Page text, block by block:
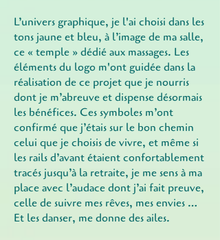
L’univers graphique, je l'ai choisi dans les
tons jaune et bleu, à l’image de ma salle,
ce « temple » dédié aux massages. Les
éléments du logo m'ont guidée dans la
réalisation de ce projet que je nourris
dont je m’abreuve et dispense désormais
les bénéfices. Ces symboles m’ont
confirmé que j’étais sur le bon chemin
celui que je choisis de vivre, et même si
les rails d’avant étaient confortablement
tracés jusqu’à la retraite, je me sens à ma
place avec l’audace dont j’ai fait preuve,
celle de suivre mes rêves, mes envies …
Et les danser, me donne des ailes.